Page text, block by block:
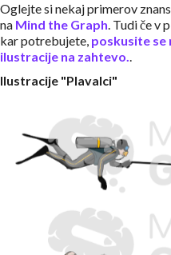
Oglejte si nekaj primerov
na Mind the Graph. Tudi če v
kar potrebujete, poskusite
ilustracije na zahtevo..
Ilustracije "Plavalci"